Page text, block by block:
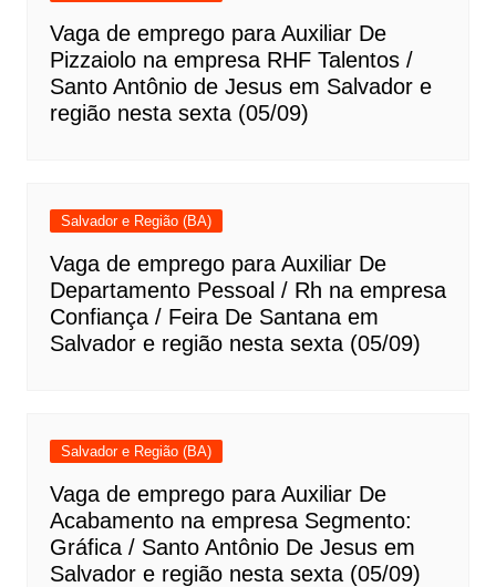
Vaga de emprego para Auxiliar De
Pizzaiolo na empresa RHF Talentos /
Santo Antônio de Jesus em Salvador e
região nesta sexta (05/09)
Salvador e Região (BA)
Vaga de emprego para Auxiliar De
Departamento Pessoal / Rh na empresa
Confiança / Feira De Santana em
Salvador e região nesta sexta (05/09)
Salvador e Região (BA)
Vaga de emprego para Auxiliar De
Acabamento na empresa Segmento:
Gráfica / Santo Antônio De Jesus em
Salvador e região nesta sexta (05/09)